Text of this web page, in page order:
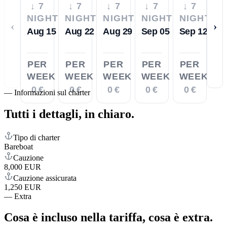
‹
↓ 7
NIGHTS
Aug 15
PER
WEEK
0 €
↓ 7
NIGHTS
Aug 22
PER
WEEK
0 €
↓ 7
NIGHTS
Aug 29
PER
WEEK
0 €
↓ 7
NIGHTS
Sep 05
PER
WEEK
0 €
↓ 7
NIGHTS
Sep 12
PER
WEEK
0 €
›
— Informazioni sul charter
Tutti i dettagli, in chiaro.
Tipo di charter
Bareboat
Cauzione
8,000 EUR
Cauzione assicurata
1,250 EUR
— Extra
Cosa è incluso nella tariffa, cosa è extra.